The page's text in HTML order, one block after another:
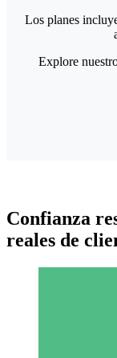
Los planes
Explore
Confianza
reales de